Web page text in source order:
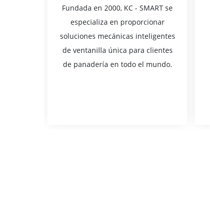
Fundada en 2000, KC - SMART se
especializa en proporcionar
soluciones mecánicas inteligentes
de ventanilla única para clientes
de panadería en todo el mundo.